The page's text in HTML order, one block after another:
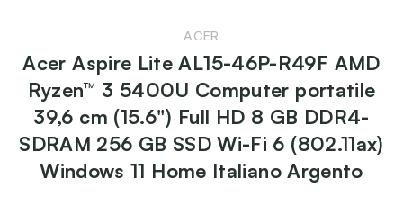
ACER
Acer Aspire Lite AL15-46P-R49F AMD
Ryzen™ 3 5400U Computer portatile
39,6 cm (15.6") Full HD 8 GB DDR4-
SDRAM 256 GB SSD Wi-Fi 6 (802.11ax)
Windows 11 Home Italiano Argento